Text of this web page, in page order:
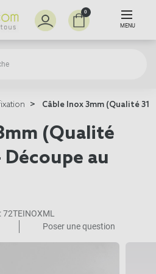
0
MENU
Câble Inox 3mm (Qualité
(Qualité
Découpe au
72TEINOXML
Poser une question